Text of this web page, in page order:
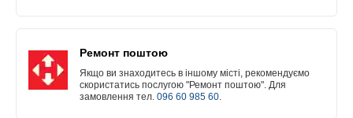
Ремонт поштою
Якщо ви знаходитесь в іншому місті, рекомендуємо
скористатись послугою "Ремонт поштою". Для
замовлення тел. 096 60 985 60.